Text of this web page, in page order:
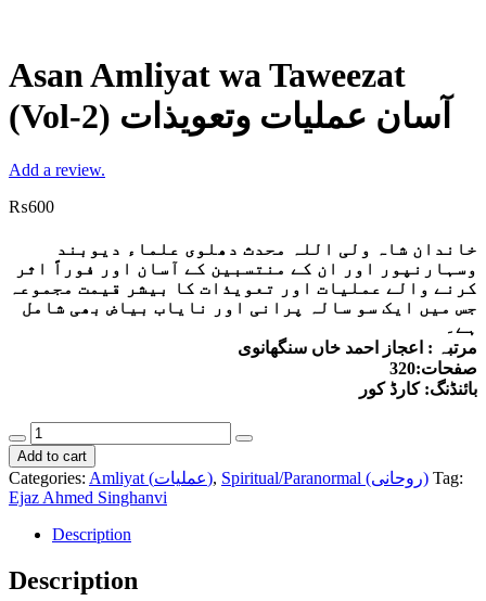
Asan Amliyat wa Taweezat
(Vol-2) آسان عملیات وتعویذات
Add a review.
₨600
خاندان شاہ ولی اللہ محدث دھلوی علماء دیوبند
وسہارنپور اور ان کے منتسبین کے آسان اور فوراً اثر
کرنے والے عملیات اور تعویذات کا بیشر قیمت مجموعہ
جس میں ایک سو سالہ پرانی اور نایاب بیاض بھی شامل
ہے۔
مرتبہ : اعجاز احمد خاں سنگھانوی
صفحات:320
بائنڈنگ: کارڈ کور
Asan
Amliyat
wa
Taweezat
(Vol-
2)
آسان
عملیات
وتعویذات
Add to cart
Categories: Amliyat (عملیات), Spiritual/Paranormal (روحانی) Tag:
Ejaz Ahmed Singhanvi
Description
Description